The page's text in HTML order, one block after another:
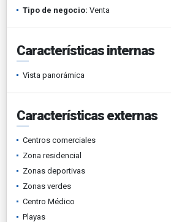
Tipo de negocio: Venta
Características internas
Vista panorámica
Características externas
Centros comerciales
Zona residencial
Zonas deportivas
Zonas verdes
Centro Médico
Playas